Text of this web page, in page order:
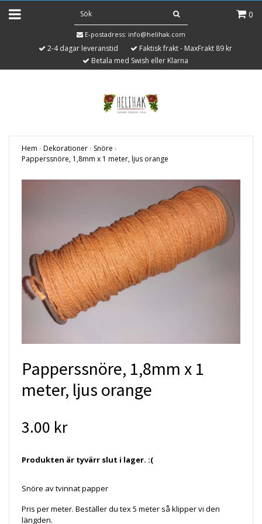
0
E-postadress: info@helihak.com
2-4 dagar leveranstid
Faktisk frakt - MaxFrakt 89 kr
Betala med Swish eller Klarna
Hem › Dekorationer› Snöre ›
Papperssnöre, 1,8mm x 1 meter, ljus orange
Papperssnöre, 1,8mm x 1
meter, ljus orange
3.00 kr
Produkten är tyvärr slut i lager. :(
Snöre av tvinnat papper
Pris per meter. Beställer du tex 5 meter så klipper vi den
längden.